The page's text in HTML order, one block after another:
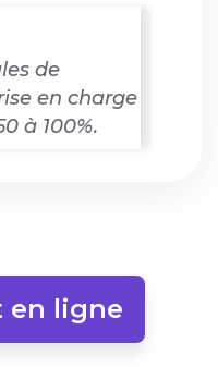
de
en charge
à 100%.
en ligne